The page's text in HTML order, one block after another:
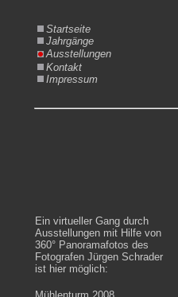
Startseite
Jahrgänge
Ausstellungen
Kontakt
Impressum
Ein virtueller Gang durch
Ausstellungen mit Hilfe von
360° Panoramafotos des
Fotografen Jürgen Schrader
ist hier möglich: